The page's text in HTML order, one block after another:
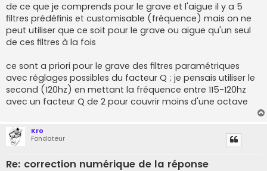
de ce que je comprends pour le grave et l'aigue il y a 5
filtres prédéfinis et customisable (fréquence) mais on ne
peut utiliser que ce soit pour le grave ou aigue qu'un seul
de ces filtres à la fois
ce sont a priori pour le grave des filtres paramétriques
avec réglages possibles du facteur Q ; je pensais utiliser le
second (120hz) en mettant la fréquence entre 115-120hz
avec un facteur Q de 2 pour couvrir moins d'une octave
Kro
Fondateur
Re: correction numérique de la réponse